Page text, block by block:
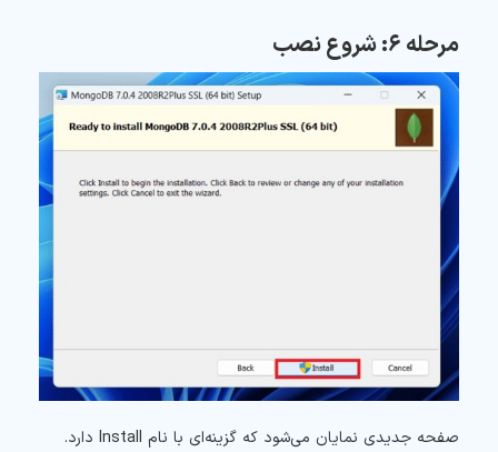
مرحله ۶: شروع نصب
صفحه جدیدی نمایان می‌شود که گزینه‌ای با نام Install دارد.